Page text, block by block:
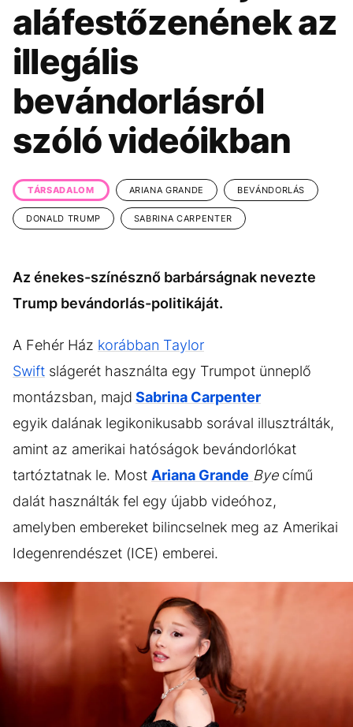
KÖZÉLET UTAZÁS
ÉLETMÓD DESIGN
BESZÉLGETÉSEK
VIDEÓ TÖRTÉNETEK
GASZTRO
aláfestőzenének az
illegális
bevándorlásról
szóló videóikban
TÁRSADALOM ARIANA GRANDE BEVÁNDORLÁS
DONALD TRUMP SABRINA CARPENTER
Az énekes-színésznő barbárságnak nevezte
Trump bevándorlás-politikáját.
A Fehér Ház korábban Taylor
Swift slágerét használta egy Trumpot ünneplő
montázsban, majd Sabrina Carpenter
egyik dalának legikonikusabb sorával illusztrálták,
amint az amerikai hatóságok bevándorlókat
tartóztatnak le. Most Ariana Grande Byecímű
dalát használták fel egy újabb videóhoz,
amelyben embereket bilincselnek meg az Amerikai
Idegenrendészet (ICE) emberei.